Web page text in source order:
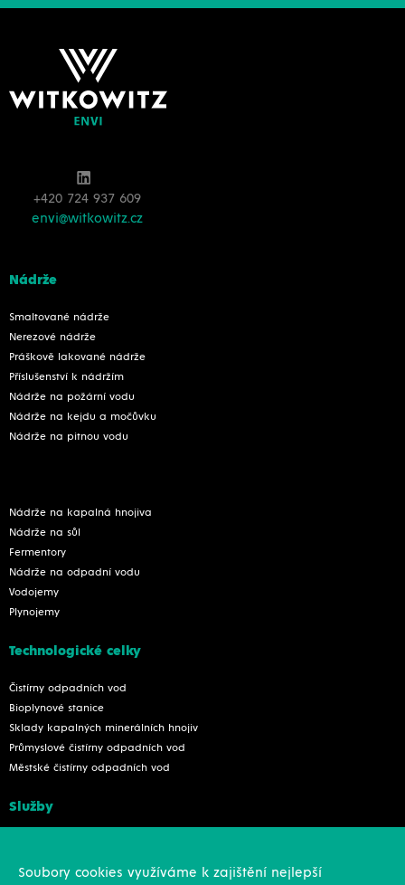
+420 724 937 609
envi@witkowitz.cz
Nádrže
Smaltované nádrže
Nerezové nádrže
Práškově lakované nádrže
Příslušenství k nádržím
Nádrže na požární vodu
Nádrže na kejdu a močůvku
Nádrže na pitnou vodu
Nádrže na kapalná hnojiva
Nádrže na sůl
Fermentory
Nádrže na odpadní vodu
Vodojemy
Plynojemy
Technologické celky
Čistírny odpadních vod
Bioplynové stanice
Sklady kapalných minerálních hnojiv
Průmyslové čistírny odpadních vod
Městské čistírny odpadních vod
Služby
Soubory cookies využíváme k zajištění nejlepší